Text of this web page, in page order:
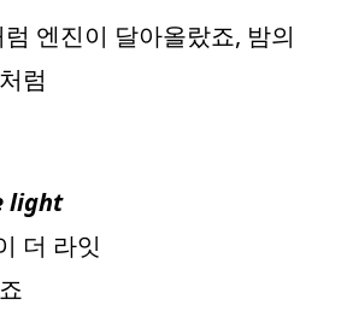
엔진이 달아올랐죠, 밤의
럼
light
더 라잇